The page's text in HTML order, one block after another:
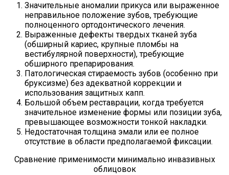
Значительные аномалии прикуса или выраженное
неправильное положение зубов, требующие
полноценного ортодонтического лечения.
Выраженные дефекты твердых тканей зуба
(обширный кариес, крупные пломбы на
вестибулярной поверхности), требующие
обширного препарирования.
Патологическая стираемость зубов (особенно при
бруксизме) без адекватной коррекции и
использования защитных капп.
Большой объем реставрации, когда требуется
значительное изменение формы или позиции зуба,
превышающее возможности тонкой накладки.
Недостаточная толщина эмали или ее полное
отсутствие в области предполагаемой фиксации.
Сравнение применимости минимально инвазивных
облицовок